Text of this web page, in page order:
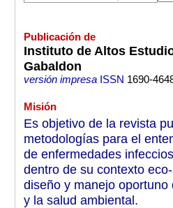
Publicación de
Instituto de Altos
Gabaldon
versión impresaISSN 1690-
Misión
Es objetivo de la revista
metodologías para el
de enfermedades
dentro de su contexto
diseño y manejo
y la salud ambiental.